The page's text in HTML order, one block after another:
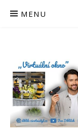
MENU